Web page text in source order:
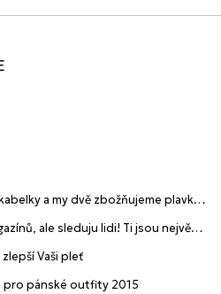
a my dvě zbožňujeme plavky“
ale sleduju lidi! Ti jsou největší
Vaši pleť
pro pánské outfity 2015